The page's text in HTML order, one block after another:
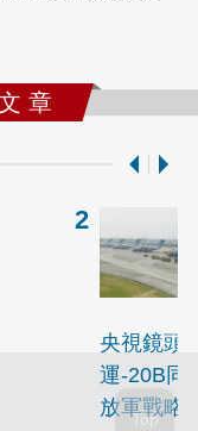
章
央視鏡頭
運-20B同
放軍戰略